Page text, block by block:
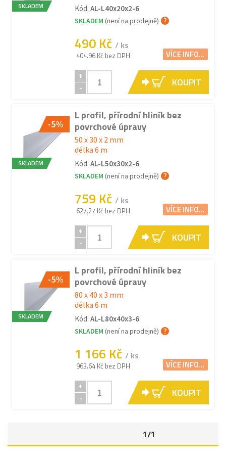
SKLADEM Kód: AL-L40x20x2-6
SKLADEM (není na prodejně)
490 Kč / ks
404.96 Kč bez DPH VÍCE INFO...
+
-
KOUPIT
-5%
SKLADEM
L profil, přírodní hliník bez
povrchové úpravy
50 x 30 x 2 mm
délka 6 m
Kód: AL-L50x30x2-6
SKLADEM (není na prodejně)
759 Kč / ks
627.27 Kč bez DPH VÍCE INFO...
+
-
KOUPIT
-5%
SKLADEM
L profil, přírodní hliník bez
povrchové úpravy
80 x 40 x 3 mm
délka 6 m
Kód: AL-L80x40x3-6
SKLADEM (není na prodejně)
1 166 Kč / ks
963.64 Kč bez DPH VÍCE INFO...
+
-
KOUPIT
1/1